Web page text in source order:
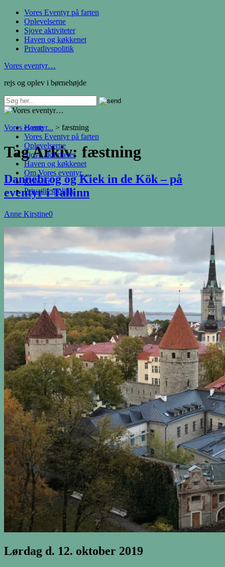
Vores Eventyr på farten
Oplevelserne
Sjove aktiviteter
Haven og køkkenet
Privatlivspolitik
Vores eventyr…
rejs og oplev i børnehøjde
Home
Vores Eventyr på farten
Oplevelserne
Sjove aktiviteter
Haven og køkkenet
Om Vores eventyr…
Kontakt
Privatlivspolitik
Vores eventyr... > fæstning
Tag Arkiv: fæstning
Dannebrog og Kiek in de Kök – på
eventyr i Tallinn
Anne Kirstine0
Lørdag d. 12. oktober 2019